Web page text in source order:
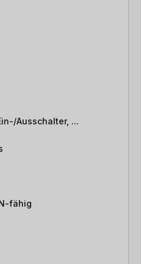
Ausschalter, ...
fähig